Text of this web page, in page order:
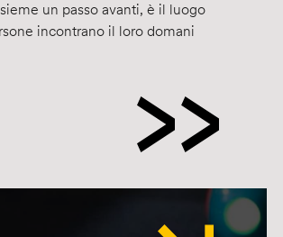
un passo avanti, è il luogo
incontrano il loro domani